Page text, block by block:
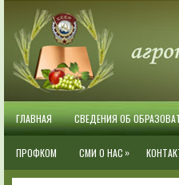
ГЛАВНАЯ СВЕДЕНИЯ ОБ
ПРОФКОМ СМИ О НАС »